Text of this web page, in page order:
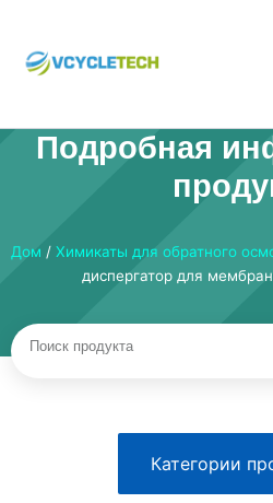
содержимому
Подробная
Дом / Химикаты для обратного
диспергатор для
Категории